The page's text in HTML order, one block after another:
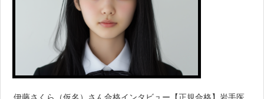
伊藤さくら（仮名）さん合格インタビュー【正規合格】岩手医